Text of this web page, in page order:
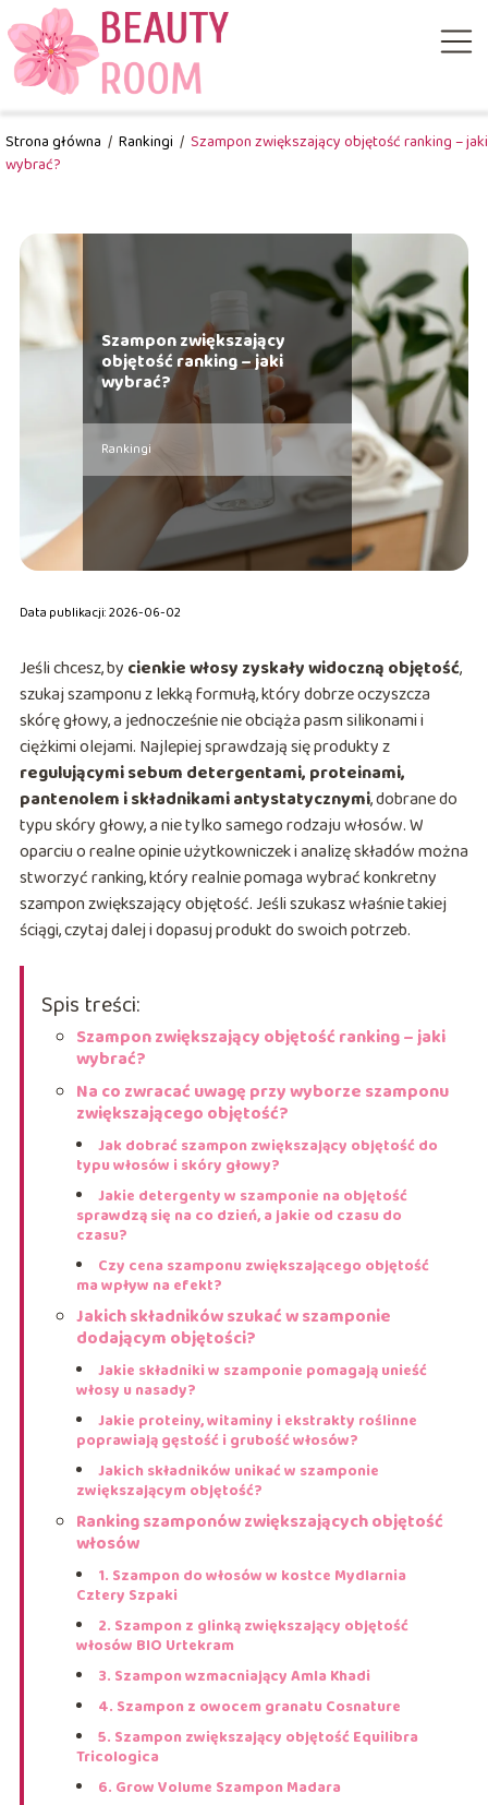
Strona główna / Rankingi / Szampon zwiększający objętość ranking – jaki
wybrać?
Szampon zwiększający
objętość ranking – jaki
wybrać?
Rankingi
Data publikacji: 2026-06-02
Jeśli chcesz, by cienkie włosy zyskały widoczną objętość,
szukaj szamponu z lekką formułą, który dobrze oczyszcza
skórę głowy, a jednocześnie nie obciąża pasm silikonami i
ciężkimi olejami. Najlepiej sprawdzają się produkty z
regulującymi sebum detergentami, proteinami,
pantenolem i składnikami antystatycznymi, dobrane do
typu skóry głowy, a nie tylko samego rodzaju włosów. W
oparciu o realne opinie użytkowniczek i analizę składów można
stworzyć ranking, który realnie pomaga wybrać konkretny
szampon zwiększający objętość. Jeśli szukasz właśnie takiej
ściągi, czytaj dalej i dopasuj produkt do swoich potrzeb.
Spis treści:
Szampon zwiększający objętość ranking – jaki
wybrać?
Na co zwracać uwagę przy wyborze szamponu
zwiększającego objętość?
Jak dobrać szampon zwiększający objętość do
typu włosów i skóry głowy?
Jakie detergenty w szamponie na objętość
sprawdzą się na co dzień, a jakie od czasu do
czasu?
Czy cena szamponu zwiększającego objętość
ma wpływ na efekt?
Jakich składników szukać w szamponie
dodającym objętości?
Jakie składniki w szamponie pomagają unieść
włosy u nasady?
Jakie proteiny, witaminy i ekstrakty roślinne
poprawiają gęstość i grubość włosów?
Jakich składników unikać w szamponie
zwiększającym objętość?
Ranking szamponów zwiększających objętość
włosów
1. Szampon do włosów w kostce Mydlarnia
Cztery Szpaki
2. Szampon z glinką zwiększający objętość
włosów BIO Urtekram
3. Szampon wzmacniający Amla Khadi
4. Szampon z owocem granatu Cosnature
5. Szampon zwiększający objętość Equilibra
Tricologica
6. Grow Volume Szampon Madara